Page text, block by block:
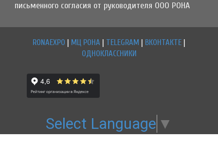
письменного согласия от руководителя ООО РОНА
RONAEXPO МЦ РОНА TELEGRAM ВКОНТАКТЕ
ОДНОКЛАССНИКИ
Select Language ▼